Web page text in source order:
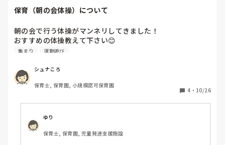
保育（朝の会体操）について
朝の会で行う体操がマンネリしてきました！
おすすめの体操教えて下さい😊
ラーメン体操とエビカニはよく踊っています。
集まり 運動遊び
シュナころ
保育士, 保育園, 小規模認可保育園
4 ・ 10/26
ゆり
保育士, 保育園, 児童発達支援施設